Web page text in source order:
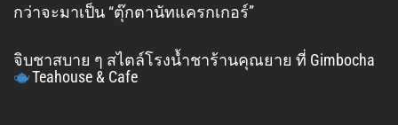
กว่าจะมาเป็น “ตุ๊กตานัทแครกเกอร์”
จิบชาสบาย ๆ สไตล์โรงน้ำชาร้านคุณยาย ที่ Gimbocha
Teahouse & Cafe